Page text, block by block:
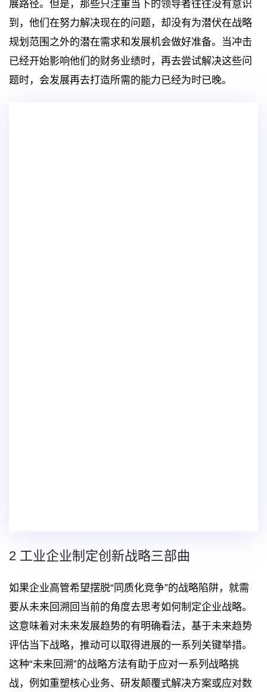
展路径。但是，那些只注重当下的领导者往往没有意识
到，他们在努力解决现在的问题，却没有为潜伏在战略
规划范围之外的潜在需求和发展机会做好准备。当冲击
已经开始影响他们的财务业绩时，再去尝试解决这些问
题时，会发展再去打造所需的能力已经为时已晚。
2 工业企业制定创新战略三部曲
如果企业高管希望摆脱“同质化竞争”的战略陷阱，就需
要从未来回溯回当前的角度去思考如何制定企业战略。
这意味着对未来发展趋势的有明确看法，基于未来趋势
评估当下战略，推动可以取得进展的一系列关键举措。
这种“未来回溯”的战略方法有助于应对一系列战略挑
战，例如重塑核心业务、研发颠覆式解决方案或应对数